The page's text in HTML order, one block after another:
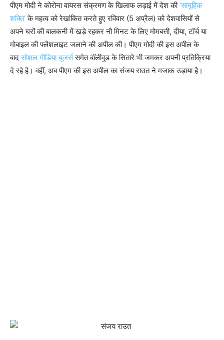
पीएम मोदी ने कोरोना वायरस संक्रमण के खिलाफ लड़ाई में देश की‘सामूहिक
शक्ति’के महत्व को रेखांकित करते हुए रविवार (5 अप्रैल) को देशवासियों से
अपने घरों की बालकनी में खड़े रहकर नौ मिनट के लिए मोमबत्ती, दीया, टॉर्च या
मोबाइल की फ्लैशलाइट जलाने की अपील की। पीएम मोदी की इस अपील के
बादसोशल मीडिया यूजर्ससमेत बॉलीवुड के सितारे भी जमकर अपनी प्रतिक्रिया
दे रहे है। वहीं, अब पीएम की इस अपील का संजय राउत ने मजाक उड़ाया है।